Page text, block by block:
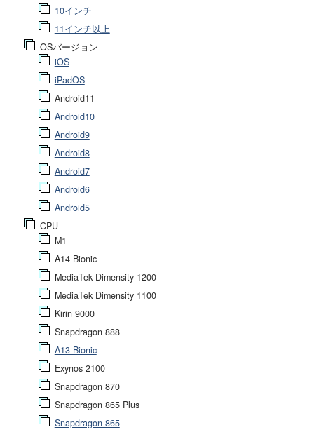
10インチ
11インチ以上
OSバージョン
iOS
iPadOS
Android11
Android10
Android9
Android8
Android7
Android6
Android5
CPU
M1
A14 Bionic
MediaTek Dimensity 1200
MediaTek Dimensity 1100
Kirin 9000
Snapdragon 888
A13 Bionic
Exynos 2100
Snapdragon 870
Snapdragon 865 Plus
Snapdragon 865